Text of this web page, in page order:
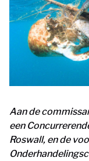
Aan de
een
Roswall, en de